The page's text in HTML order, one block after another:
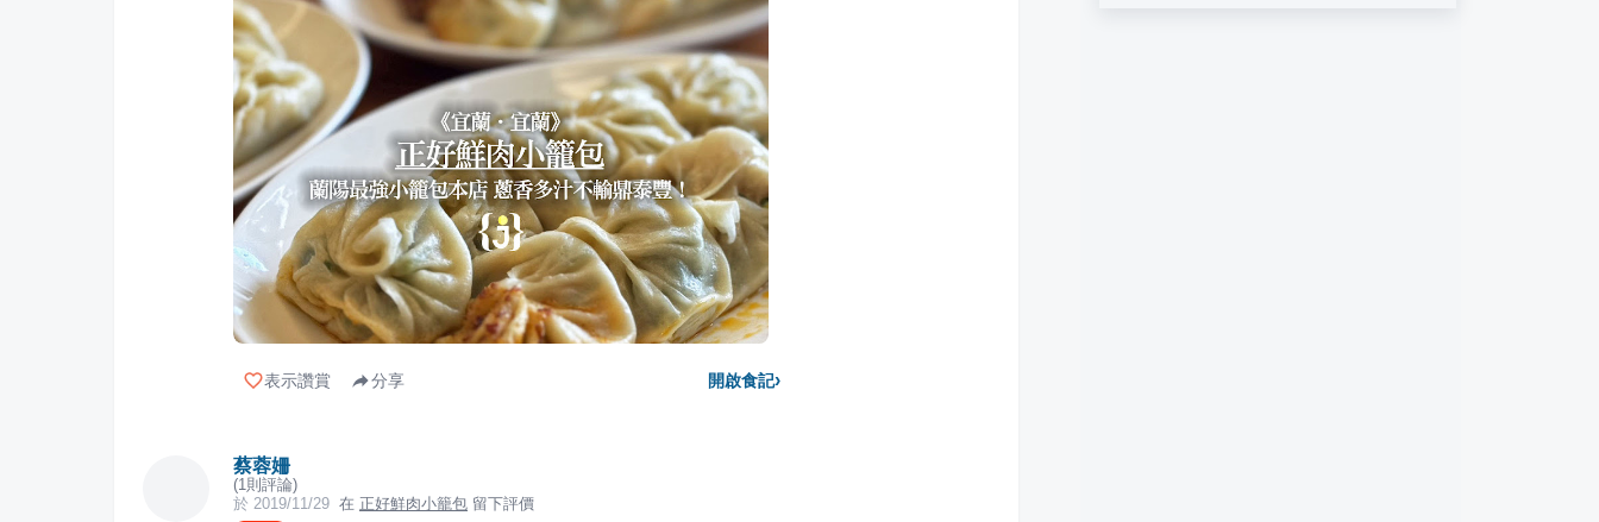
表示讚賞 分享 開啟食記›
蔡蓉姍
(1 則評論)
於 2019/11/29 在 正好鮮肉小籠包 留下評價